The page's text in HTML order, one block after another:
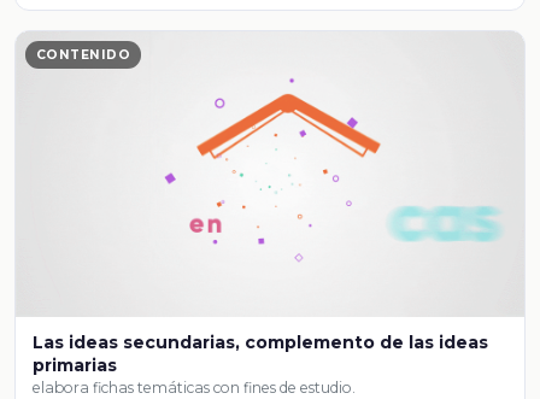
CONTENIDO
Las ideas secundarias, complemento de las ideas
primarias
elabora fichas temáticas con fines de estudio.